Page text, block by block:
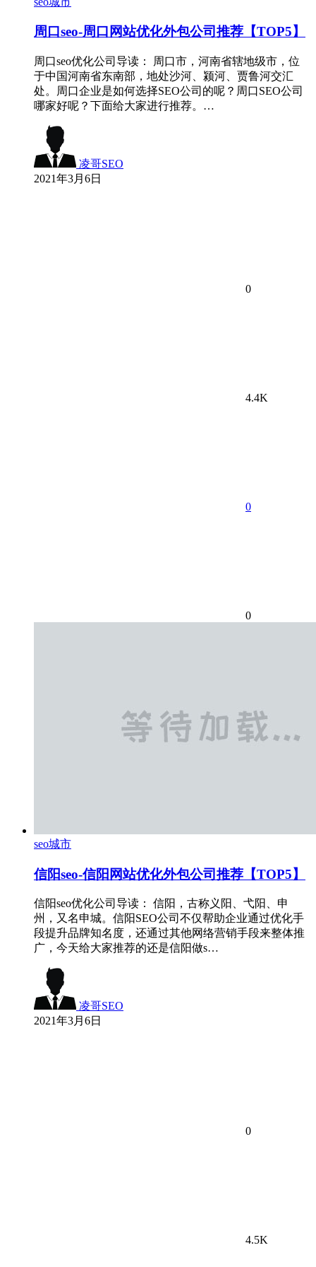
周口seo-周口网站优化外包公司推荐【TOP5】
周口seo优化公司导读： 周口市，河南省辖地级市，位
于中国河南省东南部，地处沙河、颍河、贾鲁河交汇
处。周口企业是如何选择SEO公司的呢？周口SEO公司
哪家好呢？下面给大家进行推荐。…
凌哥SEO
2021年3月6日
0
4.4K
0
0
seo城市
信阳seo-信阳网站优化外包公司推荐【TOP5】
信阳seo优化公司导读： 信阳，古称义阳、弋阳、申
州，又名申城。信阳SEO公司不仅帮助企业通过优化手
段提升品牌知名度，还通过其他网络营销手段来整体推
广，今天给大家推荐的还是信阳做s…
凌哥SEO
2021年3月6日
0
4.5K